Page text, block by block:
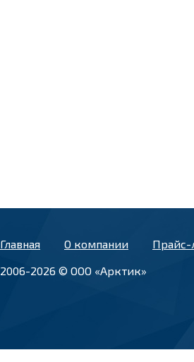
Главная О компании Прайс-
2006-2026 © ООО «Арктик»